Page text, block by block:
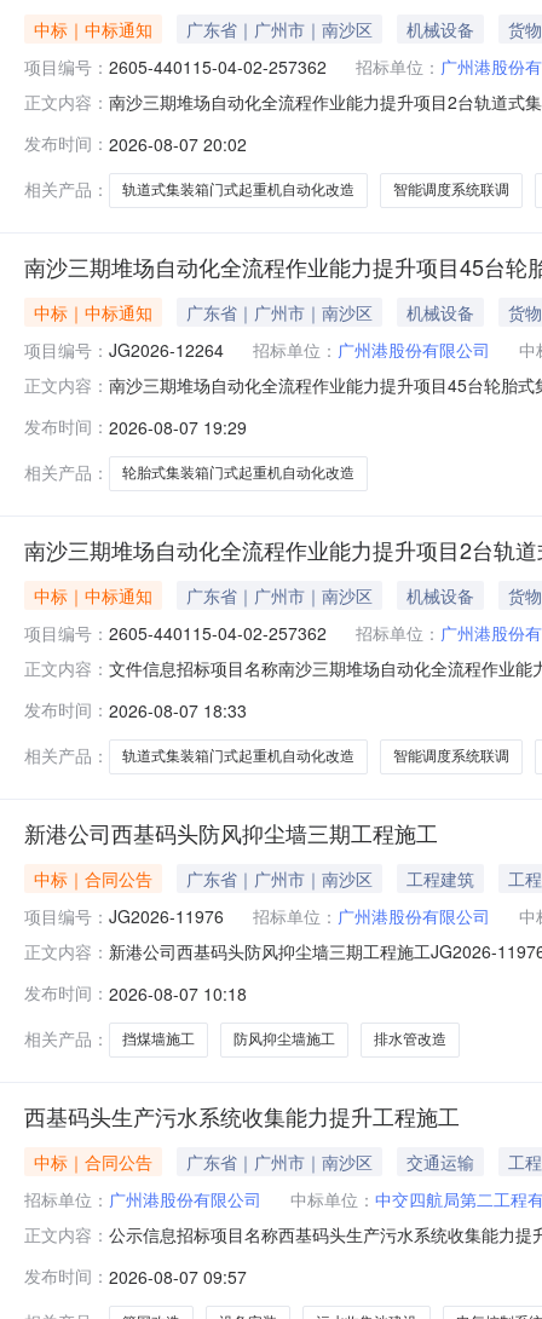
中标｜中标通知 广东省｜广州市｜南沙区 机械设备
货物
项目编号： 2605-440115-04-02-257362 招标单位： 广州港股份
正文内容： 南沙三期堆场自动化全流程作业能力提升项目2台轨道式
程作业能力提升项目2台轨道式集装箱门式起重机自动化
项目公告名称
发布时间： 2026-08-07 20:02
相关产品：
轨道式集装箱门式起重机自动化改造 智能调度系统联调
南沙三期堆场自动化全流程作业能力提升项目45台
中标｜中标通知 广东省｜广州市｜南沙区 机械设备
货物
项目编号： JG2026-12264 招标单位： 广州港股份有限公司
中
正文内容： 南沙三期堆场自动化全流程作业能力提升项目45台轮胎
三期堆场自动化全流程作业能力提升项目45台轮胎式集
动化改
发布时间： 2026-08-07 19:29
相关产品：
轮胎式集装箱门式起重机自动化改造
南沙三期堆场自动化全流程作业能力提升项目2台轨
中标｜中标通知 广东省｜广州市｜南沙区 机械设备
货物
项目编号： 2605-440115-04-02-257362 招标单位： 广州港股份
正文内容： 文件信息招标项目名称南沙三期堆场自动化全流程作业
目名称南沙三期堆场自动化全流程作业能力提升项目2台
箱门式起重机自动化
发布时间： 2026-08-07 18:33
相关产品：
轨道式集装箱门式起重机自动化改造 智能调度系统联调
新港公司西基码头防风抑尘墙三期工程施工
中标｜合同公告 广东省｜广州市｜南沙区 工程建筑
工程
项目编号： JG2026-11976 招标单位： 广州港股份有限公司
中
正文内容： 新港公司西基码头防风抑尘墙三期工程施工JG2026-
914401011904324950中标单位签订人：张涛合同金额
发布时间： 2026-08-07 10:18
相关产品：
挡煤墙施工 防风抑尘墙施工 排水管改造
西基码头生产污水系统收集能力提升工程施工
中标｜合同公告 广东省｜广州市｜南沙区 交通运输
工程
招标单位： 广州港股份有限公司 中标单位： 中交四航局第二工程
正文内容： 公示信息招标项目名称西基码头生产污水系统收集能力
人名称中交四航局第二工程有限公司中标人统一社会信
发布时间： 2026-08-07 09:57